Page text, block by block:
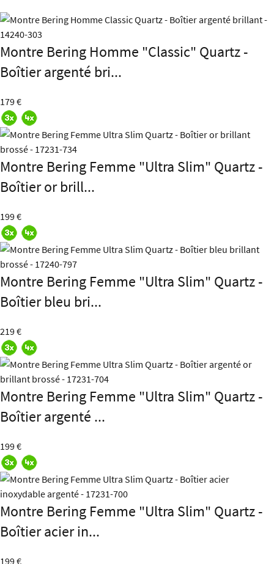
Montre Bering Homme "Classic" Quartz -
Boîtier argenté bri...
179 €
Montre Bering Femme "Ultra Slim" Quartz -
Boîtier or brill...
199 €
Montre Bering Femme "Ultra Slim" Quartz -
Boîtier bleu bri...
219 €
Montre Bering Femme "Ultra Slim" Quartz -
Boîtier argenté ...
199 €
Montre Bering Femme "Ultra Slim" Quartz -
Boîtier acier in...
199 €